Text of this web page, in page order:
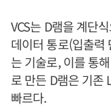
VCS는 D램을 계단
데이터 통로(입출력
는 기술로, 이를 통
로 만든 D램은 기존
빠르다.